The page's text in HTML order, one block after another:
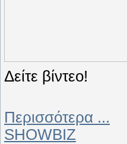
Δείτε βίντεο!
Περισσότερα ...
SHOWBIZ